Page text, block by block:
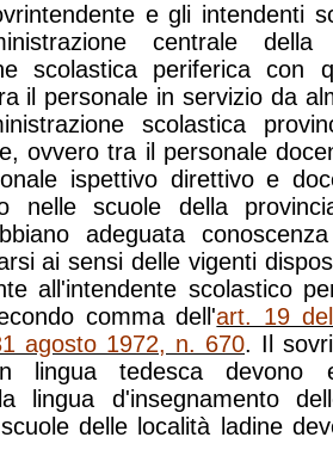
e gli intendenti
centrale
scolastica periferica con
il personale in servizio da
scolastica
ovvero tra il personale
ispettivo direttivo e
nelle scuole della
adeguata
ai sensi delle vigenti
all'intendente scolastico
comma dell'art. 19
agosto 1972, n. 670. Il
tedesca devono
lingua d'insegnamento
delle località ladine